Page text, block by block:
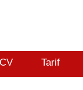
Tarif